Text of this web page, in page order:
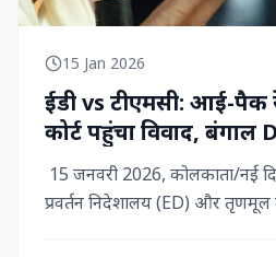
15 Jan 2026
ईडी vs टीएमसी: आई-पैक
कोर्ट पहुंचा विवाद, बंगाल
मांग, कलकत्ता हाईकोर्ट में
15 जनवरी 2026, कोलकाता/नई
प्रवर्तन निदेशालय (ED) और